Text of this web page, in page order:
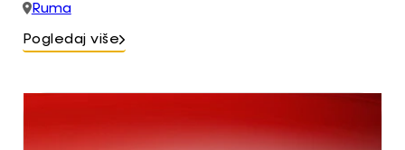
Ruma
Pogledaj više